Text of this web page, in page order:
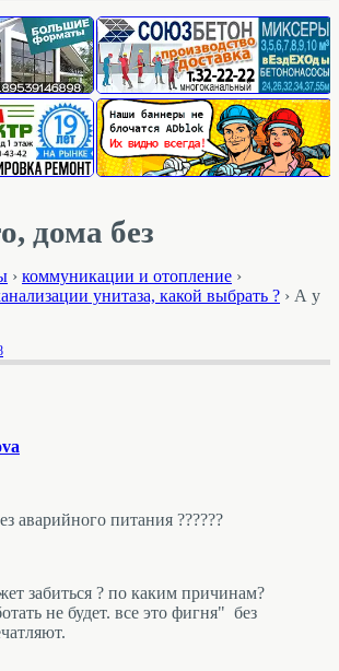
дома без
› коммуникации и отопление ›
унитаза, какой выбрать ? › А у
аварийного питания ??????
забиться ? по каким причинам?
не будет. все это фигня" без